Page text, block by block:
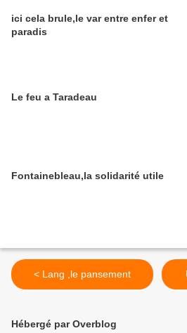
ici cela brule,le var entre enfer et
paradis
Le feu a Taradeau
Fontainebleau,la solidarité utile
< Lang ,le pansement
Hébergé par Overblog